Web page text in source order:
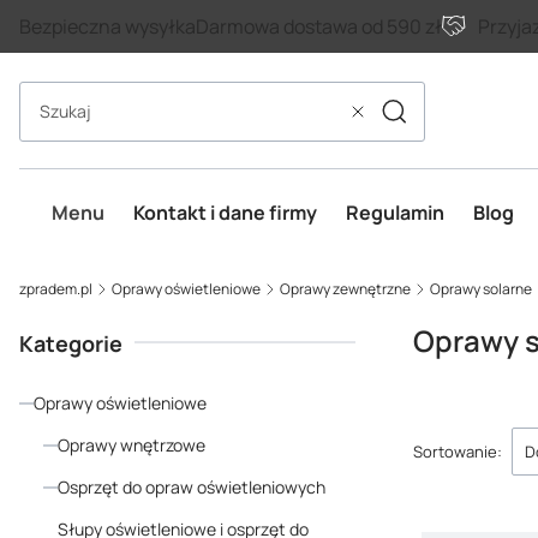
Bezpieczna wysyłkaDarmowa dostawa od 590 zł
WyczyśćSzukaj
Menu Kontakt i dane firmy Regulamin Blog
zpradem.pl Oprawy oświetleniowe Oprawy zewnętrzne Oprawy solarne
Kategorie
Oprawy oświetleniowe
Oprawy wnętrzowe
Osprzęt do opraw oświetleniowych
Słupy oświetleniowe i osprzęt do
Oprawy
Lista
Sortowanie: